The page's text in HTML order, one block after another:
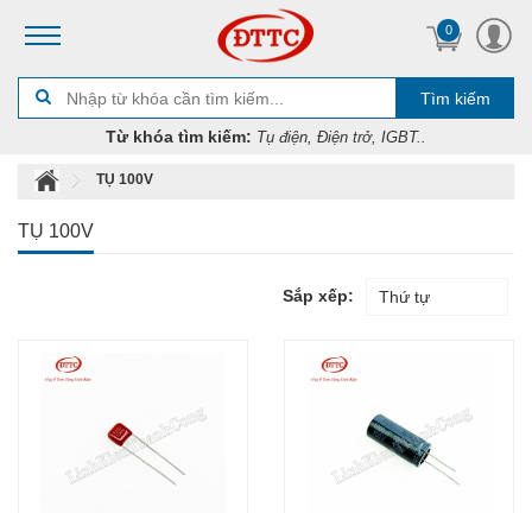
0
Tìm kiếm
Từ khóa tìm kiếm: Tụ điện, Điện trở, IGBT..
TỤ 100V
TỤ 100V
Sắp xếp: Thứ tự